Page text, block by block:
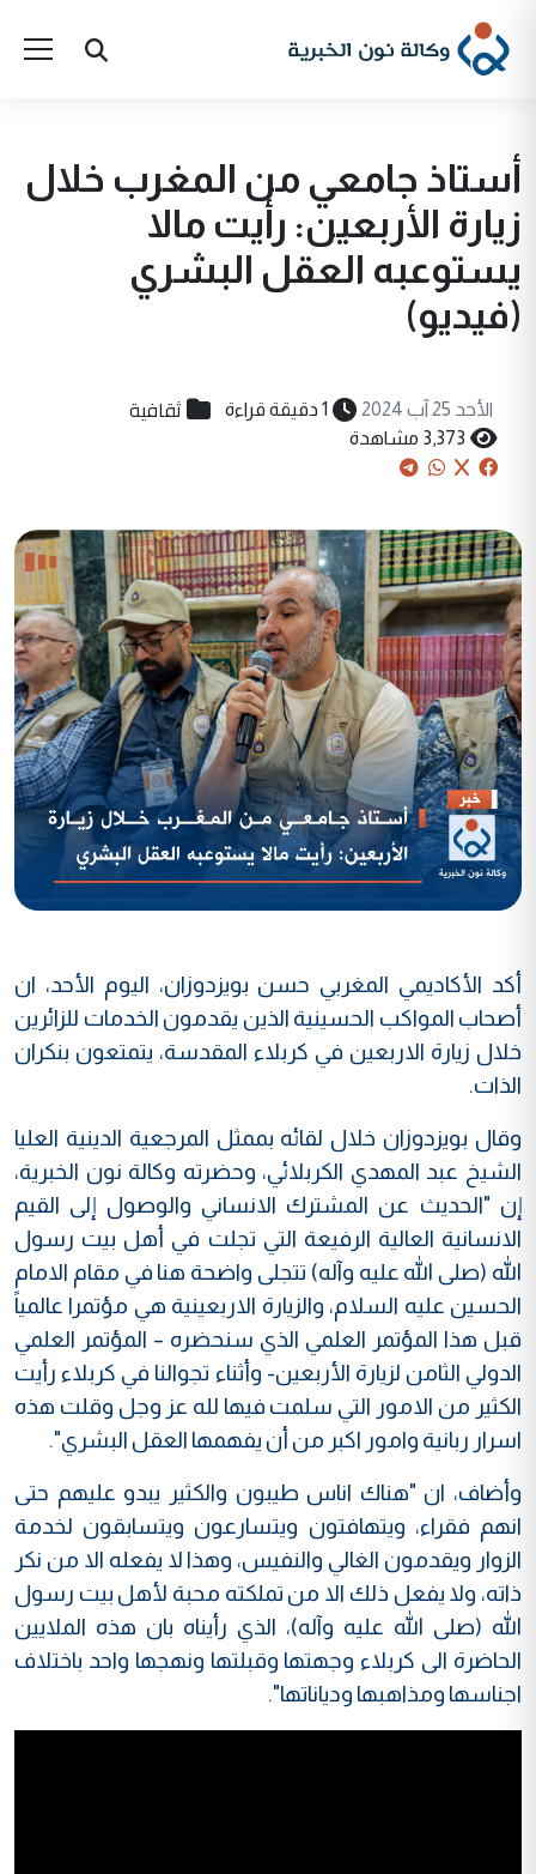
أستاذ جامعي من المغرب خلال
زيارة الأربعين: رأيت مالا
يستوعبه العقل البشري
(فيديو)
الأحد 25 آب 2024 1 دقيقة قراءة ثقافية
3,373 مشاهدة
أكد الأكاديمي المغربي حسن بويزدوزان، اليوم الأحد، ان
أصحاب المواكب الحسينية الذين يقدمون الخدمات للزائرين
خلال زيارة الاربعين في كربلاء المقدسة، يتمتعون بنكران
الذات.
وقال بويزدوزان خلال لقائه بممثل المرجعية الدينية العليا
الشيخ عبد المهدي الكربلائي، وحضرته وكالة نون الخبرية،
إن "الحديث عن المشترك الانساني والوصول إلى القيم
الانسانية العالية الرفيعة التي تجلت في أهل بيت رسول
الله (صلى الله عليه وآله) تتجلى واضحة هنا في مقام الامام
الحسين عليه السلام، والزيارة الاربعينية هي مؤتمرا عالمياً
قبل هذا المؤتمر العلمي الذي سنحضره – المؤتمر العلمي
الدولي الثامن لزيارة الأربعين- وأثناء تجوالنا في كربلاء رأيت
الكثير من الامور التي سلمت فيها لله عز وجل وقلت هذه
اسرار ربانية وامور اكبر من أن يفهمها العقل البشري".
وأضاف، ان "هناك اناس طيبون والكثير يبدو عليهم حتى
انهم فقراء، ويتهافتون ويتسارعون ويتسابقون لخدمة
الزوار ويقدمون الغالي والنفيس، وهذا لا يفعله الا من نكر
ذاته، ولا يفعل ذلك الا من تملكته محبة لأهل بيت رسول
الله (صلى الله عليه وآله)، الذي رأيناه بان هذه الملايين
الحاضرة الى كربلاء وجهتها وقبلتها ونهجها واحد باختلاف
اجناسها ومذاهبها ودياناتها".